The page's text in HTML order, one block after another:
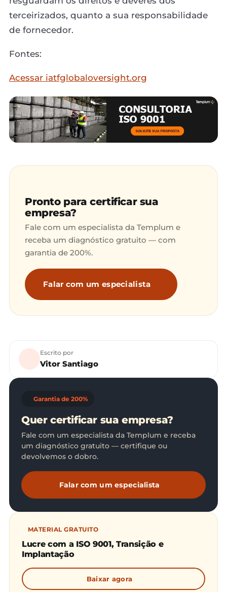
terceirizados, quanto a sua responsabilidade
de fornecedor.
Fontes:
Acessar iatfglobaloversight.org
Pronto para certificar sua
empresa?
Fale com um especialista da Templum e
receba um diagnóstico gratuito — com
garantia de 200%.
Falar com um especialista
Escrito por
Vitor Santiago
Garantia de 200%
Quer certificar sua empresa?
Fale com um especialista da Templum e receba
um diagnóstico gratuito — certifique ou
devolvemos o dobro.
Falar com um especialista
MATERIAL GRATUITO
Lucre com a ISO 9001, Transição e
Implantação
Baixar agora